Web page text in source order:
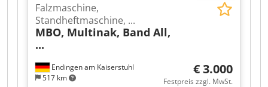
Endingen am Kaiserstuhl
517 km
Falzmaschine,
Standheftmaschine, ...
MBO, Multinak, Band All,
...
€ 3.000
Festpreis zzgl. MwSt.